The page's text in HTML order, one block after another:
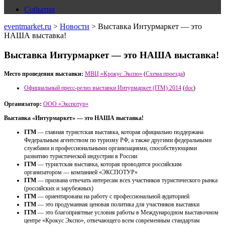
События
eventmarket.ru > Новости > Выставка Интурмаркет — это
НАША выставка!
Выставка Интурмаркет — это НАША выставка!
Место проведения выставки: МВЦ «Крокус Экспо» (Схема проезда)
Официальный пресс-релиз выставки Интурмаркет (ITM) 2014 (doc)
Организатор: ООО «Экспотур»
Выставка «Интурмаркет» — это НАША выставка!
ITM — главная туристская выставка, которая официально поддержана
Федеральным агентством по туризму РФ, а также другими федеральными
службами и профессиональными организациями, способствующими
развитию туристической индустрии в России
ITM — туристская выставка, которая проводится российским
организатором — компанией «ЭКСПОТУР»
ITM — призвана отвечать интересам всех участников туристического рынка
(российских и зарубежных)
ITM — ориентирована на работу с профессиональной аудиторией
ITM — это продуманная ценовая политика для участников выставки
ITM — это благоприятные условия работы в Международном выставочном
центре «Крокус Экспо», отвечающего всем современным стандартам